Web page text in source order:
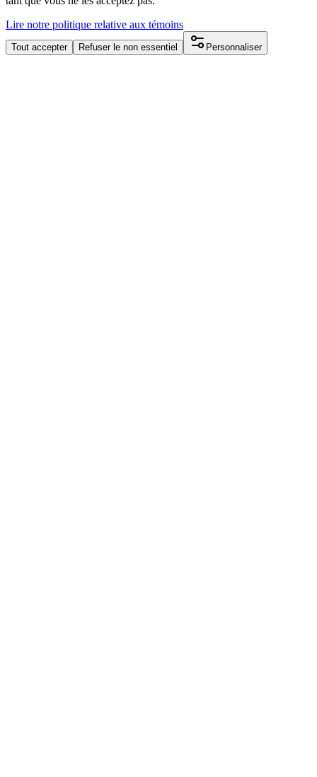
Lire notre politique relative aux témoins
Tout accepter Refuser le non essentiel Personnaliser